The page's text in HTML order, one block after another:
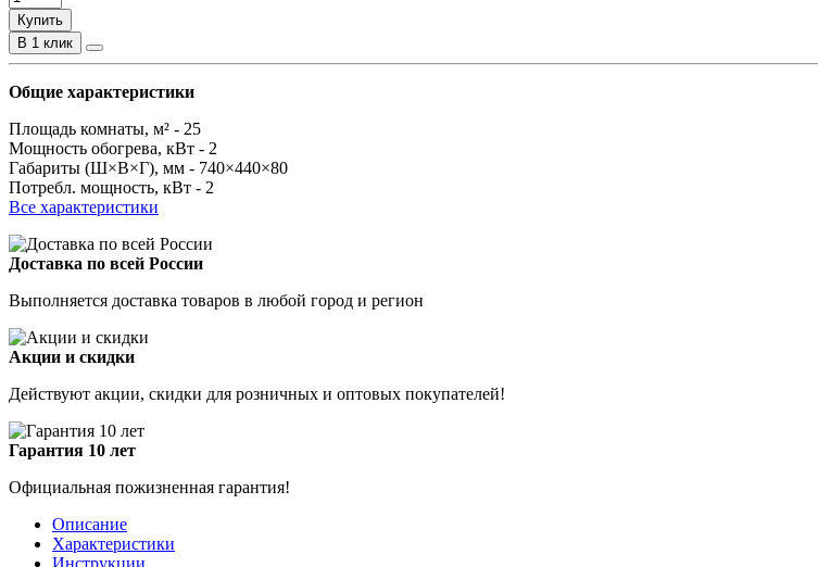
Купить
В 1 клик
Общие характеристики
Площадь комнаты, м² - 25
Мощность обогрева, кВт - 2
Габариты (Ш×В×Г), мм - 740×440×80
Потребл. мощность, кВт - 2
Все характеристики
Доставка по всей России
Выполняется доставка товаров в любой город и регион
Акции и скидки
Действуют акции, скидки для розничных и оптовых покупателей!
Гарантия 10 лет
Официальная пожизненная гарантия!
Описание
Характеристики
Инструкции